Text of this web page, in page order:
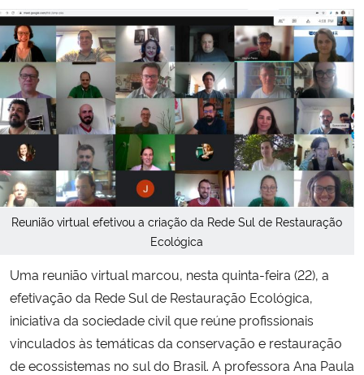
Ministério da Ciência, Tecnologia, Inovações e Comunicações
Ministério do Meio Ambiente
Ministério do Turismo
Ministério do Desenvolvimento Regional
Controladoria-Geral da União
Ministério da Mulher, da Família e dos Direitos Humanos
Secretaria-Geral
Secretaria de Governo
Reunião virtual efetivou a criação da Rede Sul de Restauração
Ecológica
Uma reunião virtual marcou, nesta quinta-feira (22), a
efetivação da Rede Sul de Restauração Ecológica,
iniciativa da sociedade civil que reúne profissionais
vinculados às temáticas da conservação e restauração
de ecossistemas no sul do Brasil. A professora Ana Paula